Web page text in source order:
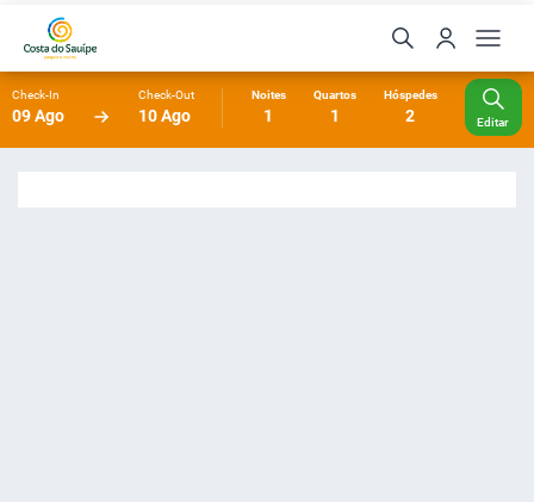
Check-In
09 Ago
Check-Out
10 Ago
Noites
1
Quartos
1
Hóspedes
2 Editar